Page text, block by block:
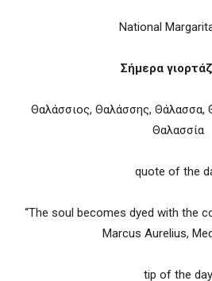
National
Σήμερα
Θαλάσσιος, Θαλάσσης, Θάλασσα,
Θαλασσία
quote of the
“The soul becomes dyed with the
Marcus Aurelius,
tip of the day